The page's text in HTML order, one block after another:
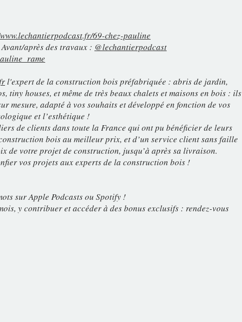
69-chez-pauline
après des travaux : @lechantierpodcast
l'expert de la construction bois préfabriquée : abris de jardin,
tiny houses, et même de très beaux chalets et maisons en bois : ils
mesure, adapté à vos souhaits et développé en fonction de vos
et l’esthétique !
de clients dans toute la France qui ont pu bénéficier de leurs
bois au meilleur prix, et d’un service client sans faille
de votre projet de construction, jusqu’à après sa livraison.
vos projets aux experts de la construction bois !
sur Apple Podcasts ou Spotify !
y contribuer et accéder à des bonus exclusifs : rendez-vous